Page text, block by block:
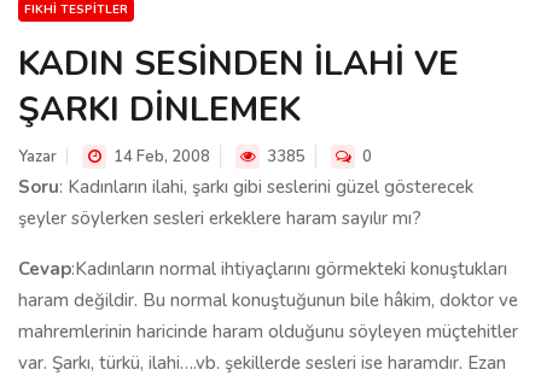
FIKHI TESPITLER
KADIN SESİNDEN İLAHİ VE
ŞARKI DİNLEMEK
Yazar 14 Feb, 2008 3385 0
Soru: Kadınların ilahi, şarkı gibi seslerini güzel gösterecek
şeyler söylerken sesleri erkeklere haram sayılır mı?
Cevap:Kadınların normal ihtiyaçlarını görmekteki konuştukları
haram değildir. Bu normal konuştuğunun bile hâkim, doktor ve
mahremlerinin haricinde haram olduğunu söyleyen müçtehitler
var. Şarkı, türkü, ilahi….vb. şekillerde sesleri ise haramdır. Ezan